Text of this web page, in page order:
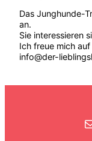
Das Junghunde-
an.
Sie interessieren
Ich freue mich
info@der-